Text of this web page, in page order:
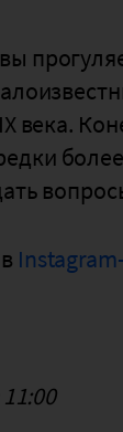
века.